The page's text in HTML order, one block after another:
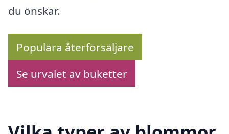
du önskar.
Populära återförsäljare
Se urvalet av buketter